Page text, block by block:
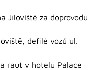
Jíloviště za doprovodu
defilé vozů ul.
raut v hotelu Palace